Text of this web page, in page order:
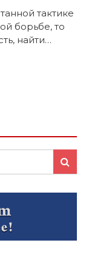
тактике
борьбе, то
найти…
Search